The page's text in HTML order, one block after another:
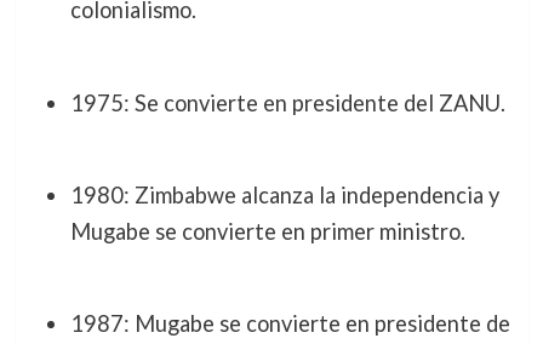
colonialismo.
1975: Se convierte en presidente del ZANU.
1980: Zimbabwe alcanza la independencia y
Mugabe se convierte en primer ministro.
1987: Mugabe se convierte en presidente de